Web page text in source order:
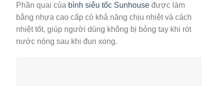
Phần quai của bình siêu tốc Sunhouse được làm
bằng nhựa cao cấp có khả năng chịu nhiệt và cách
nhiệt tốt, giúp người dùng không bị bỏng tay khi rót
nước nóng sau khi đun xong.